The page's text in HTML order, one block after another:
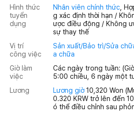
Hình thức
tuyển
dụng
Nhân viên chính thức ,
g xác định thời hạn /
ược điều động / Không
sự thay thế
Vị trí
công việc
Sản xuất/Bảo trì/Sửa
a chữa
Giờ làm
việc
Các ngày trong tuần:
5:00 chiều, 6 ngày một
Lương
Lương giờ 10,320 Won
0.320 KRW trở lên đến
ó thể điều chỉnh sau